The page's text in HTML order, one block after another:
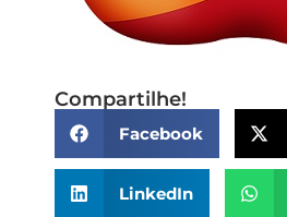
Compartilhe!
Facebook
LinkedIn